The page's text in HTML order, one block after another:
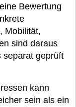
Bewertung
Mobilität,
sind daraus
separat geprüft
kann
sein als ein